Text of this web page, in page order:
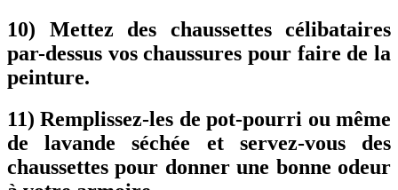
10) Mettez des chaussettes célibataires
par-dessus vos chaussures pour faire de la
peinture.
11) Remplissez-les de pot-pourri ou même
de lavande séchée et servez-vous des
chaussettes pour donner une bonne odeur